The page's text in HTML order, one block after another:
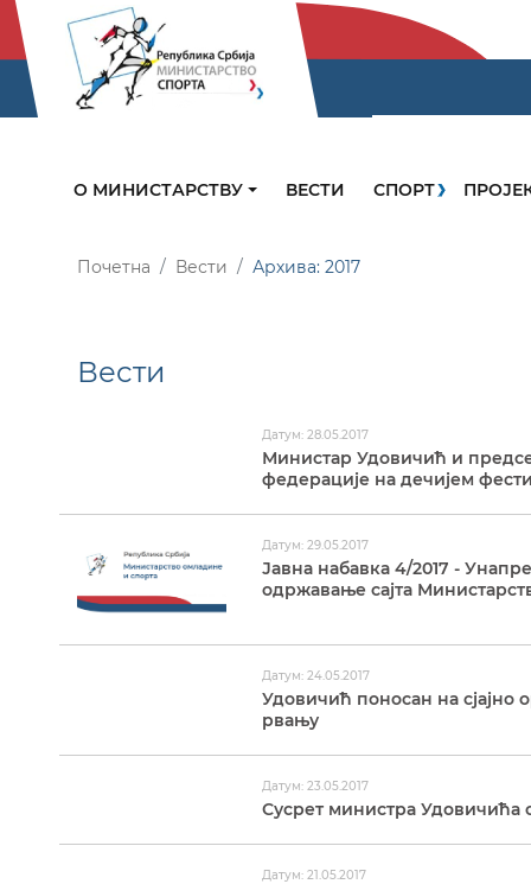
О МИНИСТАРСТВУ ВЕСТИ СПОРТ
Почетна Вести Архива: 2017
Вести
Датум: 28.05.2017
Министар Удовичић и
федерације на дечијем
Датум: 29.05.2017
Јавна набавка 4/2017 -
одржавање сајта
Датум: 24.05.2017
Удовичић поносан на сјајно
рвању
Датум: 23.05.2017
Сусрет министра Удовичића
Датум: 21.05.2017